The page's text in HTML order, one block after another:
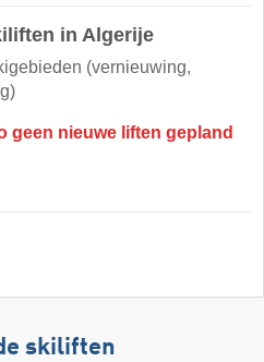
in Algerije
(vernieuwing,
geen nieuwe liften gepland
skiliften